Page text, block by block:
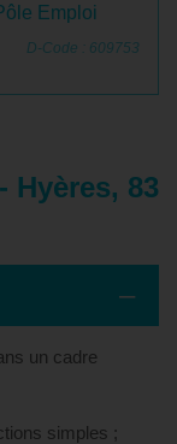
Emploi
D-Code : 609753
Hyères, 83
un cadre
simples ;